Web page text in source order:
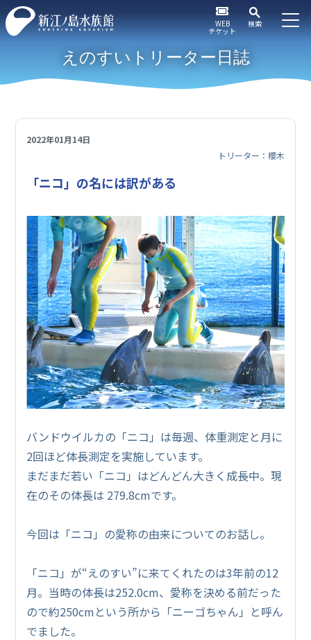
WEB
チケット
検索
えのすいトリーター日誌
2022年01月14日
トリーター：櫻木
「ニコ」の名には訳がある
バンドウイルカの「ニコ」は毎週、体重測定と月に
2回ほど体長測定を実施しています。
まだまだ若い「ニコ」はどんどん大きく成長中。現
在のその体長は 279.8cmです。
今回は「ニコ」の愛称の由来についてのお話し。
「ニコ」が“えのすい”に来てくれたのは3年前の12
月。当時の体長は252.0cm、愛称を決める前だった
ので約250cmという所から「ニーゴちゃん」と呼ん
でました。